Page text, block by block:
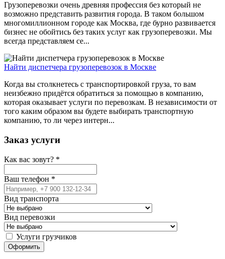
Грузоперевозки очень древняя профессия без который не
возможно представить развития города. В таком большом
многомиллионном городе как Москва, где бурно развивается
бизнес не обойтись без таких услуг как грузоперевозки. Мы
всегда представляем се...
Найти диспетчера грузоперевозок в Москве
Когда вы столкнетесь с транспортировкой груза, то вам
неизбежно придётся обратиться за помощью в компанию,
которая оказывает услуги по перевозкам. В независимости от
того каким образом вы будете выбирать транспортную
компанию, то ли через интерн...
Заказ услуги
Как вас зовут? *
Ваш телефон *
Вид транспорта
Вид перевозки
Услуги грузчиков